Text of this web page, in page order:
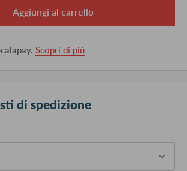
Aggiungi al carrello
Scopri di più
di spedizione